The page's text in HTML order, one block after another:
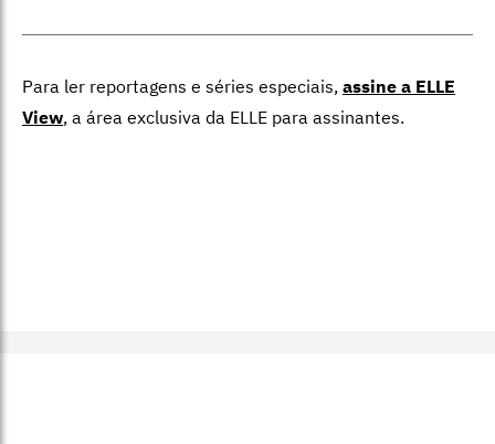
Para ler reportagens e séries especiais, assine a ELLE
View, a área exclusiva da ELLE para assinantes.